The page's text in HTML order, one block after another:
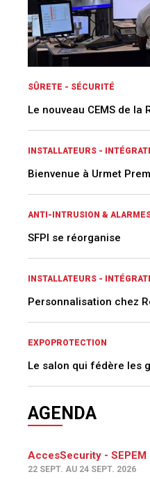
SÛRETE - SÉCURITÉ
Le nouveau CEMS de la
INSTALLATEURS -
Bienvenue à Urmet
ANTI-INTRUSION &
SFPI se réorganise
INSTALLATEURS -
Personnalisation chez
EXPOPROTECTION
Le salon qui fédère les
AGENDA
AccesSecurity - SEPEM
22 SEPT. AU 24 SEPT. 2026